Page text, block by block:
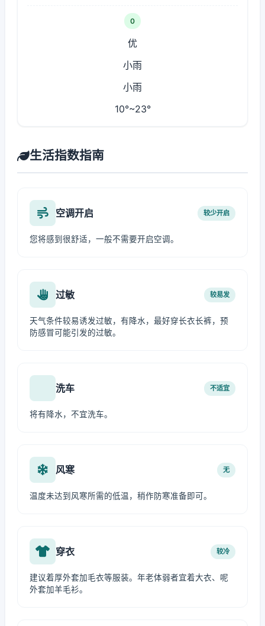
0
优
小雨
小雨
10°~23°
生活指数指南
空调开启 较少开启
您将感到很舒适，一般不需要开启空调。
过敏 较易发
天气条件较易诱发过敏，有降水，最好穿长衣长裤，预
防感冒可能引发的过敏。
洗车 不适宜
将有降水，不宜洗车。
风寒 无
温度未达到风寒所需的低温，稍作防寒准备即可。
穿衣 较冷
建议着厚外套加毛衣等服装。年老体弱者宜着大衣、呢
外套加羊毛衫。